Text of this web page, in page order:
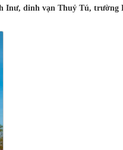
Inư, dinh vạn Thuỷ Tú, trường